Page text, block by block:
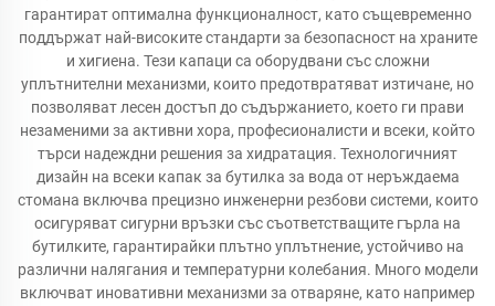
гарантират оптимална функционалност, като същевременно
поддържат най-високите стандарти за безопасност на храните
и хигиена. Тези капаци са оборудвани със сложни
уплътнителни механизми, които предотвратяват изтичане, но
позволяват лесен достъп до съдържанието, което ги прави
незаменими за активни хора, професионалисти и всеки, който
търси надеждни решения за хидратация. Технологичният
дизайн на всеки капак за бутилка за вода от неръждаема
стомана включва прецизно инженерни резбови системи, които
осигуряват сигурни връзки със съответстващите гърла на
бутилките, гарантирайки плътно уплътнение, устойчиво на
различни налягания и температурни колебания. Много модели
включват иновативни механизми за отваряне, като например